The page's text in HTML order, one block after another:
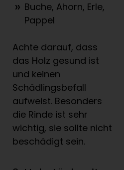
Buche, Ahorn, Erle,
Pappel
Achte darauf, dass
das Holz gesund ist
und keinen
Schädlingsbefall
aufweist. Besonders
die Rinde ist sehr
wichtig, sie sollte nicht
beschädigt sein.